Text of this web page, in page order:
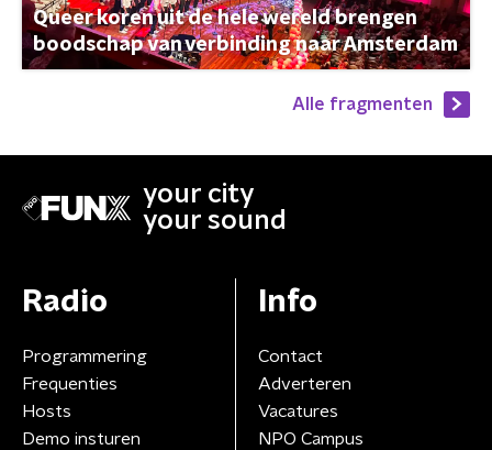
Queer koren uit de hele wereld brengen
boodschap van verbinding naar Amsterdam
Alle fragmenten
your city
your sound
Radio
Programmering
Frequenties
Hosts
Demo insturen
Info
Contact
Adverteren
Vacatures
NPO Campus